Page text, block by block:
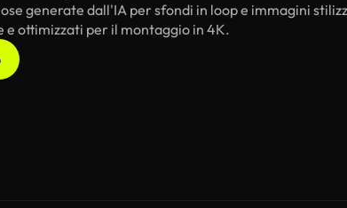
generate dall'IA per sfondi in loop e immagini
ottimizzati per il montaggio in 4K.